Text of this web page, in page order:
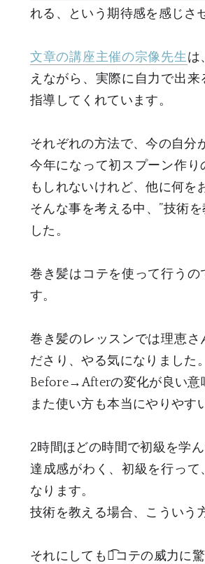
れる、という期待感を感じさ
文章の講座主催の宗像先生は
えながら、実際に自力で出
指導してくれています。
それぞれの方法で、今の自分
今年になって初スプーン作
もしれないけれど、他に何を
そんな事を考える中、”技術
した。
巻き髪はコテを使って行う
す。
巻き髪のレッスンでは理恵
ださり、やる気になりました。
Before→Afterの変化が良い意
また使い方も本当にやりやす
2時間ほどの時間で初級を学
達成感がわく、初級を行っ
なります。
技術を教える場合、こういう
それにしても、͡コテの威力に驚